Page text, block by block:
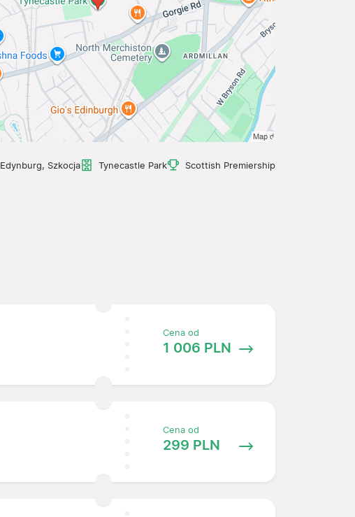
Edynburg, Szkocja Tynecastle Park Scottish Premiership
Cena od
1 006 PLN
Cena od
299 PLN